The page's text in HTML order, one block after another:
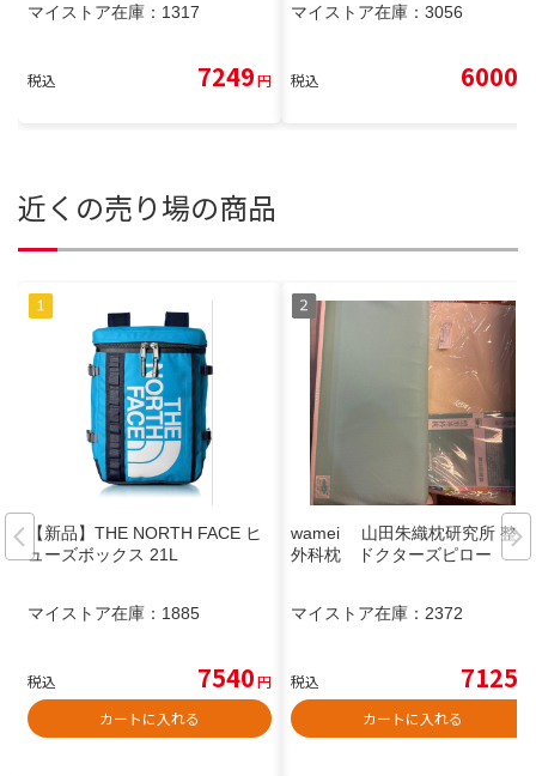
マイストア在庫： 1317
税込 7249円
マイストア在庫： 3056
税込 6000
近くの売り場の商品
【新品】THE NORTH FACE ヒ
ューズボックス 21L
マイストア在庫： 1885
税込 7540円
カートに入れる
wamei 山田朱織枕研究所 整形
外科枕 ドクターズピロー
マイストア在庫： 2372
税込 7125
カートに入れる